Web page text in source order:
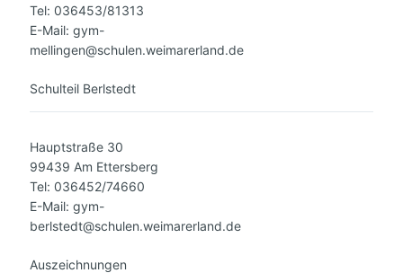
Tel: 036453/81313
E-Mail: gym-
mellingen@schulen.weimarerland.de
Schulteil Berlstedt
Hauptstraße 30
99439 Am Ettersberg
Tel: 036452/74660
E-Mail: gym-
berlstedt@schulen.weimarerland.de
Auszeichnungen